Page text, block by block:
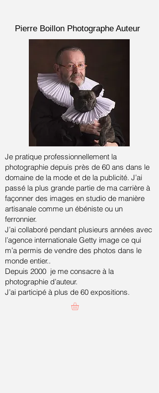
Pierre Boillon Photographe Auteur
Je pratique professionnellement la
photographie depuis près de 60 ans dans le
domaine de la mode et de la publicité. J’ai
passé la plus grande partie de ma carrière à
façonner des images en studio de manière
artisanale comme un ébéniste ou un
ferronnier.
J’ai collaboré pendant plusieurs années avec
l’agence internationale Getty image ce qui
m’a permis de vendre des photos dans le
monde entier..
Depuis 2000 je me consacre à la
photographie d’auteur.
J’ai participé à plus de 60 expositions.